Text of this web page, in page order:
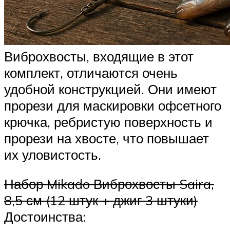
Виброхвосты, входящие в этот
комплект, отличаются очень
удобной конструкцией. Они имеют
прорези для маскировки офсетного
крючка, ребристую поверхность и
прорези на хвосте, что повышает
их уловистость.
Набор Mikado Виброхвосты Saira,
8,5 см (12 штук + джиг 3 штуки)
Достоинства: